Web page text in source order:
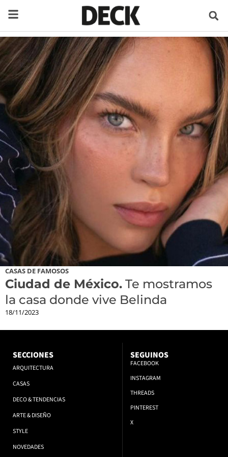
CASAS DE FAMOSOS
Ciudad de México. Te mostramos
la casa donde vive Belinda
18/11/2023
SECCIONES
ARQUITECTURA
CASAS
DECO & TENDENCIAS
ARTE & DISEÑO
STYLE
NOVEDADES
SEGUINOS
FACEBOOK
INSTAGRAM
THREADS
PINTEREST
X